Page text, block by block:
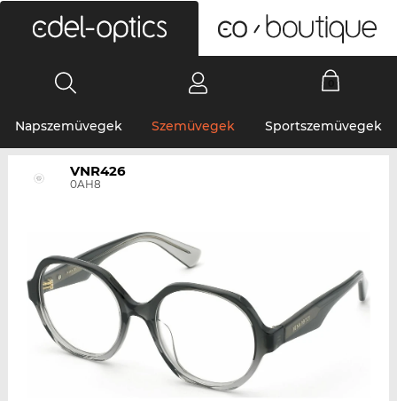
Napszemüvegek Szemüvegek Sportszemüvegek
VNR426
0AH8